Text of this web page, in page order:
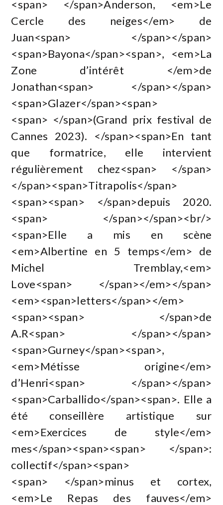
<span> </span>Anderson, <em>Le
Cercle des neiges</em> de
Juan<span> </span></span>
<span>Bayona</span><span>, <em>La
Zone d’intérêt </em>de
Jonathan<span> </span></span>
<span>Glazer</span><span>
<span> </span>(Grand prix festival de
Cannes 2023). </span><span>En tant
que formatrice, elle intervient
régulièrement chez<span> </span>
</span><span>Titrapolis</span>
<span><span> </span>depuis 2020.
<span> </span></span><br/>
<span>Elle a mis en scène
<em>Albertine en 5 temps</em> de
Michel Tremblay,<em>
Love<span> </span></em></span>
<em><span>letters</span></em>
<span><span> </span>de
A.R<span> </span></span>
<span>Gurney</span><span>,
<em>Métisse origine</em>
d’Henri<span> </span></span>
<span>Carballido</span><span>. Elle a
été conseillère artistique sur
<em>Exercices de style</em>
mes</span><span><span> </span>:
collectif</span><span>
<span> </span>minus et cortex,
<em>Le Repas des fauves</em>